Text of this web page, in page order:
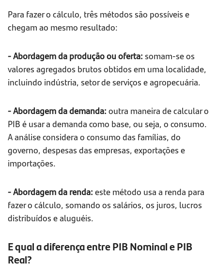
Para fazer o cálculo, três métodos são possíveis e
chegam ao mesmo resultado:
- Abordagem da produção ou oferta: somam-se os
valores agregados brutos obtidos em uma localidade,
incluindo indústria, setor de serviços e agropecuária.
- Abordagem da demanda: outra maneira de calcular o
PIB é usar a demanda como base, ou seja, o consumo.
A análise considera o consumo das famílias, do
governo, despesas das empresas, exportações e
importações.
- Abordagem da renda: este método usa a renda para
fazer o cálculo, somando os salários, os juros, lucros
distribuídos e aluguéis.
E qual a diferença entre PIB Nominal e PIB
Real?